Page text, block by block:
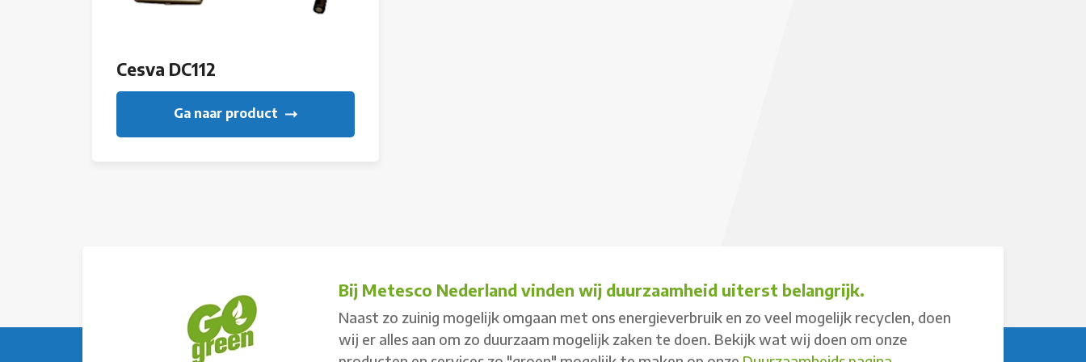
Cesva DC112
Ga naar product
Bij Metesco Nederland vinden wij duurzaamheid uiterst belangrijk.
Naast zo zuinig mogelijk omgaan met ons energieverbruik en zo veel mogelijk recyclen, doen
wij er alles aan om zo duurzaam mogelijk zaken te doen. Bekijk wat wij doen om onze